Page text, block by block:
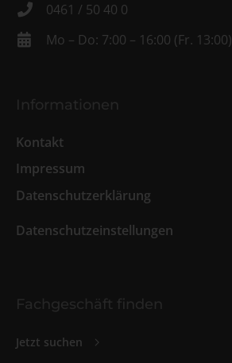
0461 / 50 40 0
Mo – Do: 7:00 – 16:00 (Fr. 13:00)
Informationen
Kontakt
Impressum
Datenschutzerklärung
Datenschutzeinstellungen
Fachgeschäft finden
Jetzt suchen